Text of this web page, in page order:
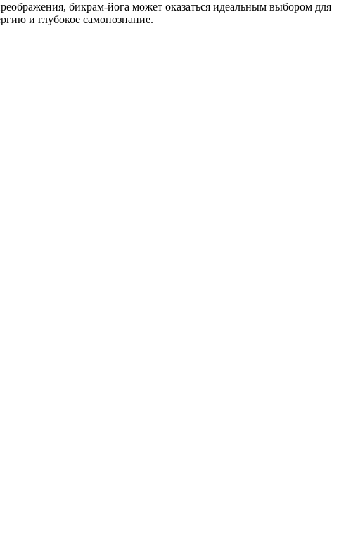
бикрам-йога может оказаться идеальным выбором для
и глубокое самопознание.